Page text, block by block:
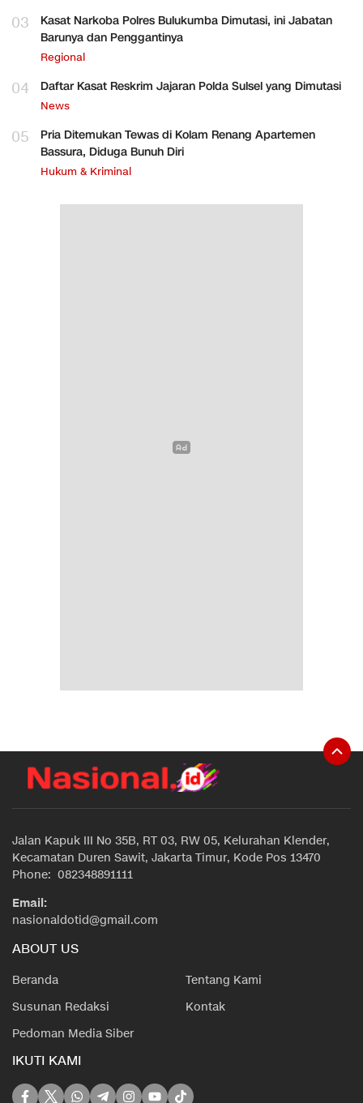
03
Kasat Narkoba Polres Bulukumba Dimutasi, ini Jabatan
Barunya dan Penggantinya
Regional
04 Daftar Kasat Reskrim Jajaran Polda Sulsel yang Dimutasi
News
05
Pria Ditemukan Tewas di Kolam Renang Apartemen
Bassura, Diduga Bunuh Diri
Hukum & Kriminal
Jalan Kapuk III No 35B, RT 03, RW 05, Kelurahan Klender,
Kecamatan Duren Sawit, Jakarta Timur, Kode Pos 13470
Phone: 082348891111
Email:
nasionaldotid@gmail.com
ABOUT US
Beranda
Tentang Kami
Susunan Redaksi
Kontak
Pedoman Media Siber
IKUTI KAMI